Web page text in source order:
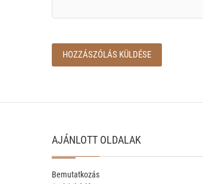
AJÁNLOTT OLDALAK
Bemutatkozás